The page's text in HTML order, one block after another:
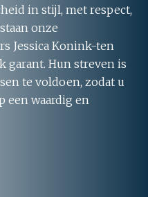
in stijl, met respect,
onze
Jessica Konink-ten
garant. Hun streven is
te voldoen, zodat u
een waardig en